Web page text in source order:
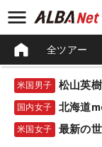
全ツアー
米国男子
国内女子 北海道
米国女子 最新の